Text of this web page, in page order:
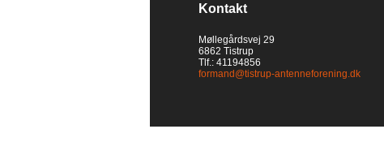
Kontakt
Møllegårdsvej 29
6862 Tistrup
Tlf.: 41194856
formand@tistrup-antenneforening.dk